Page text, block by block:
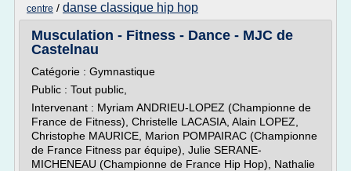
centre / danse classique hip hop
Musculation - Fitness - Dance - MJC de
Castelnau
Catégorie : Gymnastique
Public : Tout public,
Intervenant : Myriam ANDRIEU-LOPEZ (Championne de
France de Fitness), Christelle LACASIA, Alain LOPEZ,
Christophe MAURICE, Marion POMPAIRAC (Championne
de France Fitness par équipe), Julie SERANE-
MICHENEAU (Championne de France Hip Hop), Nathalie